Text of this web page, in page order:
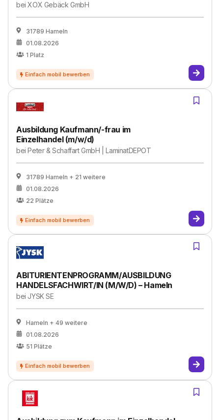
beiXOX Gebäck GmbH
31789 Hameln
01.08.2026
1 Platz
Ausbildung Kaufmann/-frau im
Einzelhandel (m/w/d)
beiPeter & Schaffart GmbH | LaminatDEPOT
31789 Hameln + 21 weitere
01.08.2026
22 Plätze
ABITURIENTENPROGRAMM/AUSBILDUNG
HANDELSFACHWIRT/IN (M/W/D) – Hameln
bei JYSK SE
Hameln + 49 weitere
01.08.2026
51 Plätze